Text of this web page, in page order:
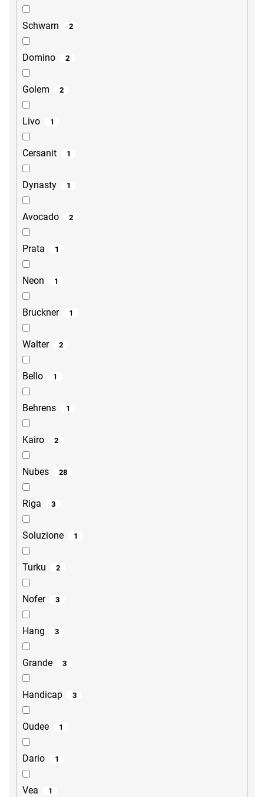
Schwarn 2
Domino 2
Golem 2
Livo 1
Cersanit 1
Dynasty 1
Avocado 2
Prata 1
Neon 1
Bruckner 1
Walter 2
Bello 1
Behrens 1
Kairo 2
Nubes 28
Riga 3
Soluzione 1
Turku 2
Nofer 3
Hang 3
Grande 3
Handicap 3
Oudee 1
Dario 1
Vea 1